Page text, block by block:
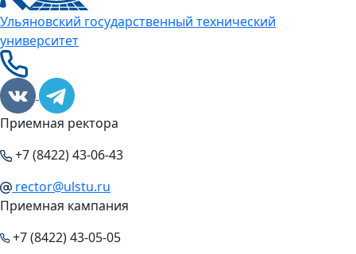
Ульяновский государственный технический
университет
Приемная ректора
+7 (8422) 43-06-43
rector@ulstu.ru
Приемная кампания
+7 (8422) 43-05-05